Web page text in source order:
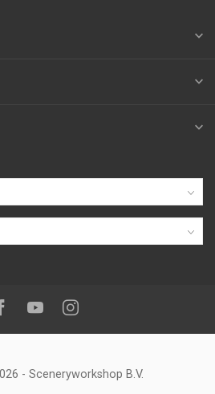
ons op:
Facebook
YoutubeInstagram
- Sceneryworkshop B.V.